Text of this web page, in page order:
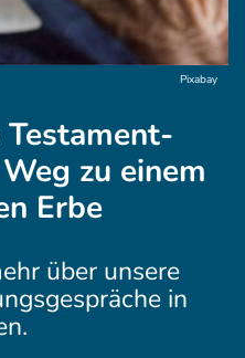
Pixabay
zu einem
Erbe
über unsere
in